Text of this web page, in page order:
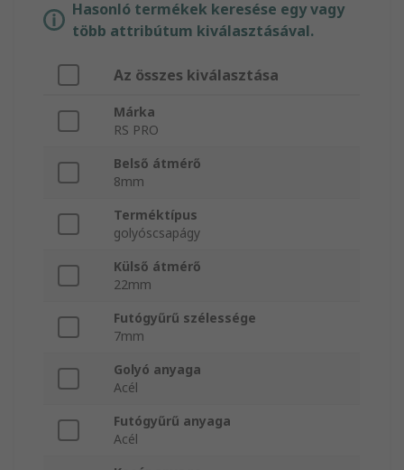
Hasonló termékek keresése egy vagy
több attribútum kiválasztásával.
Az összes kiválasztása
Márka
RS PRO
Belső átmérő
8mm
Terméktípus
golyóscsapágy
Külső átmérő
22mm
Futógyűrű szélessége
7mm
Golyó anyaga
Acél
Futógyűrű anyaga
Acél